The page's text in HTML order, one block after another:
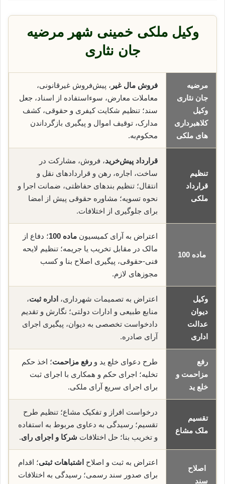
وکیل ملکی خمینی شهر مرضیه
جان نثاری
مرضیه
جان نثاری
وکیل
کلاهبرداری
های ملکی
فروش مال غیر ، پیش‌فروش غیرقانونی،
معاملات معارض، سوء‌استفاده از اسناد، جعل
سند؛ تنظیم شکایت کیفری و حقوقی، کشف
مدارک، توقیف اموال و پیگیری بازگرداندن
محکوم‌به.
تنظیم
قرارداد
ملکی
قرارداد پیش‌خرید، فروش، مشارکت در
ساخت، اجاره، رهن و قراردادهای نقل و
انتقال؛ تنظیم بندهای حفاظتی، ضمانت اجرا و
نحوه تسویه؛ مشاوره حقوقی پیش از امضا
برای جلوگیری از اختلافات.
ماده 100
اعتراض به آرای کمیسیون ماده 100
؛ دفاع از
مالک در مقابل تخریب یا جریمه؛ تنظیم لایحه
فنی-حقوقی، پیگیری اصلاح بنا و کسب
مجوزهای لازم.
وکیل
دیوان
عدالت
اداری
اعتراض به تصمیمات شهرداری، اداره ثبت،
منابع طبیعی و ادارات دولتی؛ نگارش و تقدیم
دادخواست تخصصی به دیوان، پیگیری اجرای
آرای صادره.
رفع
مزاحمت و
خلع ید
طرح دعوای خلع ید و رفع مزاحمت؛ اخذ حکم
تخلیه؛ اجرای حکم و همکاری با اجرای ثبت
برای اجرای سریع آرای ملکی.
تقسیم
ملک مشاع
درخواست افراز و تفکیک مشاع؛ تنظیم طرح
تقسیم؛ رسیدگی به دعاوی مربوط به استفاده
و تخریب بنا؛ حل اختلافات شرکا و اجرای رای.
اصلاح
سند
اعتراض به ثبت و اصلاح اشتباهات ثبتی؛ اقدام
برای صدور سند رسمی؛ رسیدگی به اختلافات